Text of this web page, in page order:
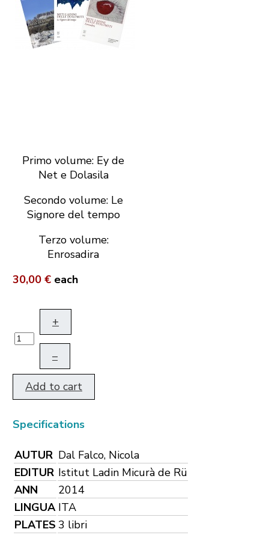
Primo volume: Ey de
Net e Dolasila
Secondo volume: Le
Signore del tempo
Terzo volume:
Enrosadira
30,00 € each
+
–
Add to cart
Specifications
AUTUR Dal Falco, Nicola
EDITUR Istitut Ladin Micurà de Rü
ANN
2014
LINGUA ITA
PLATES 3 libri